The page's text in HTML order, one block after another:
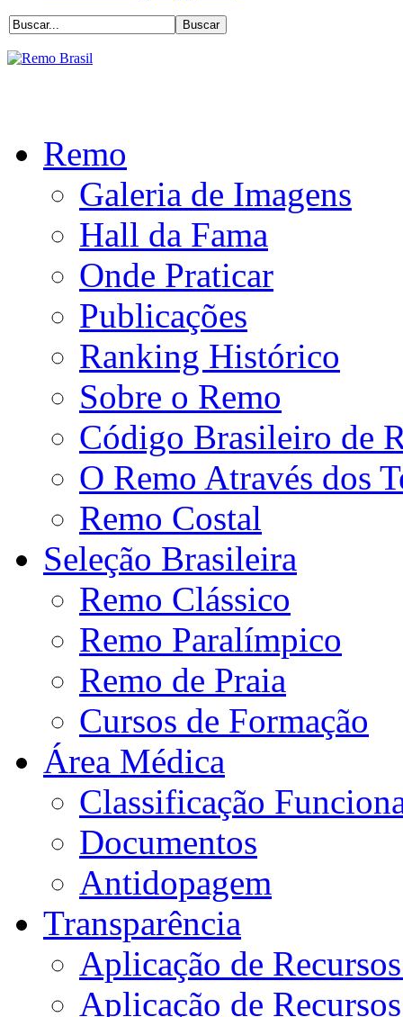
Remo
Galeria de Imagens
Hall da Fama
Onde Praticar
Publicações
Ranking Histórico
Sobre o Remo
Código Brasileiro de
O Remo Através dos
Remo Costal
Seleção Brasileira
Remo Clássico
Remo Paralímpico
Remo de Praia
Cursos de Formação
Área Médica
Classificação
Documentos
Antidopagem
Transparência
Aplicação de
Aplicação de